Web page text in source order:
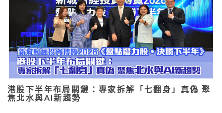
港股下半年布局關鍵：專家拆解「七翻身」真偽 聚
焦北水與AI新趨勢